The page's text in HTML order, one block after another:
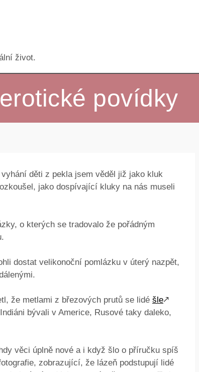
život.
erotické povídky
děti z pekla jsem věděl již jako kluk
jako dospívající kluky na nás museli
o kterých se tradovalo že pořádným
dostat velikonoční pomlázku v úterý nazpět,
že metlami z březových prutů se lidé šle🡕
bývali v Americe, Rusové taky daleko,
věci úplně nové a i když šlo o příručku spíš
zobrazující, že lázeň podstupují lidé